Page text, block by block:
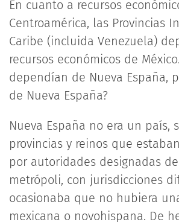
En cuanto a recursos
Centroamérica, las Provincias
Caribe (incluida Venezuela)
recursos económicos de
dependían de Nueva España,
de Nueva España?
Nueva España no era un país,
provincias y reinos que
por autoridades designadas
metrópoli, con jurisdicciones
ocasionaba que no hubiera
mexicana o novohispana. De